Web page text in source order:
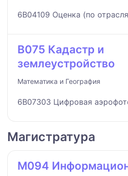
6B04109 Оценка (по
B075 Кадастр и
землеустройство
Математика и География
6B07303 Цифровая
Магистратура
M094